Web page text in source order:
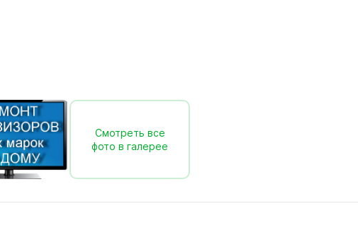
Смотреть все
фото в галерее